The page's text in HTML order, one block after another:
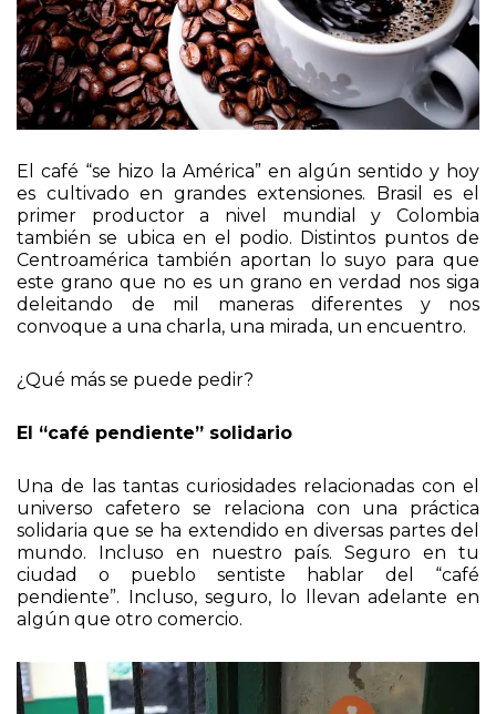
El café “se hizo la América” en algún sentido y hoy
es cultivado en grandes extensiones. Brasil es el
primer productor a nivel mundial y Colombia
también se ubica en el podio. Distintos puntos de
Centroamérica también aportan lo suyo para que
este grano que no es un grano en verdad nos siga
deleitando de mil maneras diferentes y nos
Una de las tantas curiosidades relacionadas con el
universo cafetero se relaciona con una práctica
solidaria que se ha extendido en diversas partes del
mundo. Incluso en nuestro país. Seguro en tu
ciudad o pueblo sentiste hablar del “café
pendiente”. Incluso, seguro, lo llevan adelante en